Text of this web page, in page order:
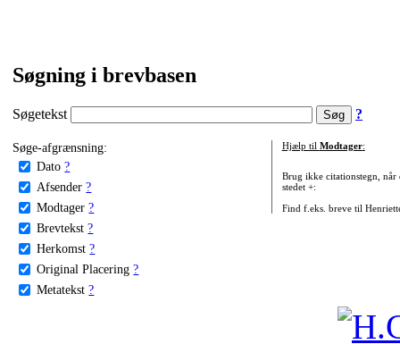
Søgning i brevbasen
Søgetekst ?
Søge-afgrænsning:
Dato ?
Afsender ?
Modtager ?
Brevtekst ?
Herkomst ?
Original Placering ?
Metatekst ?
Hjælp til Modtager:
Brug ikke citationstegn, når
stedet +:
Find f.eks. breve til